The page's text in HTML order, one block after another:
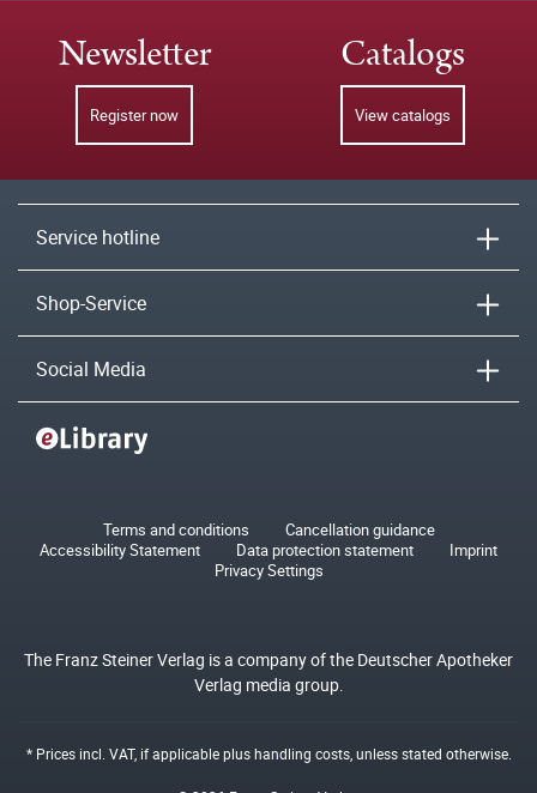
Newsletter
Register now
Catalogs
View catalogs
Service hotline
Shop-Service
Social Media
Terms and conditions
Cancellation guidance
Accessibility Statement
Data protection statement
Imprint
Privacy Settings
The Franz Steiner Verlag is a company of the Deutscher Apotheker
Verlag media group.
* Prices incl. VAT, if applicable plushandling costs, unless stated otherwise.